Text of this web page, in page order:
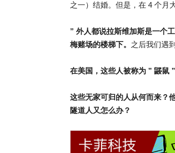
之一）结婚。但是，在 4 个月
” 外人都说拉斯维加斯是一个
梅赌场的楼梯下。 之后我们遇
在美国，这些人被称为 ” 鼹鼠
这些无家可归的人从何而来？
隧道人又怎么办？